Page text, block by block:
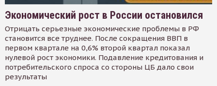
Экономический рост в России остановился
Отрицать серьезные экономические проблемы в РФ
становится все труднее. После сокращения ВВП в
первом квартале на 0,6% второй квартал показал
нулевой рост экономики. Подавление кредитования и
потребительского спроса со стороны ЦБ дало свои
результаты